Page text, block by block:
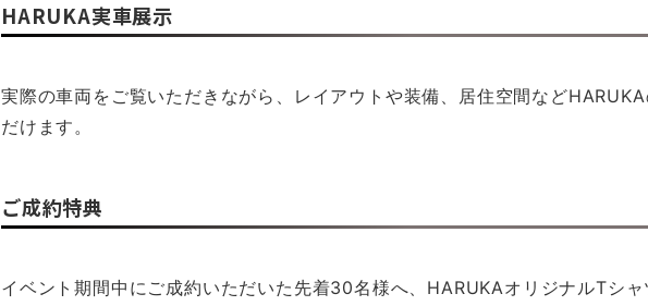
HARUKA実車展示
実際の車両をご覧いただきながら、レイアウトや装備、居住空間など
だけます。
ご成約特典
イベント期間中にご成約いただいた先着30名様へ、HARUKAオリジナルTシ